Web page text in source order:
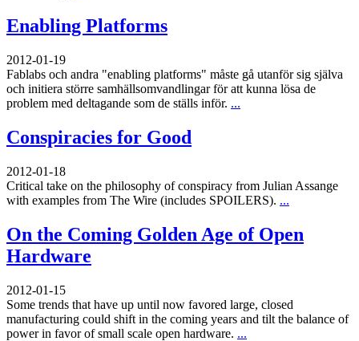
Enabling Platforms
2012-01-19
Fablabs och andra "enabling platforms" måste gå utanför sig själva
och initiera större samhällsomvandlingar för att kunna lösa de
problem med deltagande som de ställs inför. ...
Conspiracies for Good
2012-01-18
Critical take on the philosophy of conspiracy from Julian Assange
with examples from The Wire (includes SPOILERS). ...
On the Coming Golden Age of Open
Hardware
2012-01-15
Some trends that have up until now favored large, closed
manufacturing could shift in the coming years and tilt the balance of
power in favor of small scale open hardware. ...